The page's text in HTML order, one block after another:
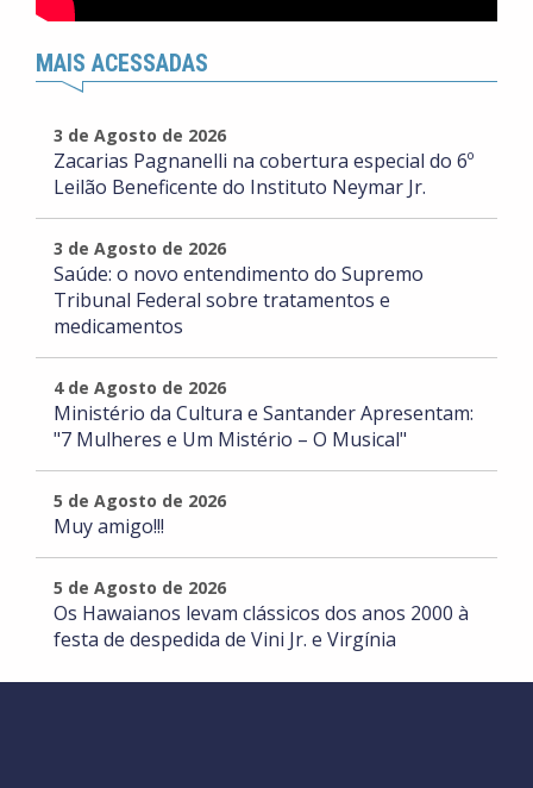
MAIS ACESSADAS
3 de Agosto de 2026
Zacarias Pagnanelli na cobertura especial do 6º
Leilão Beneficente do Instituto Neymar Jr.
3 de Agosto de 2026
Saúde: o novo entendimento do Supremo
Tribunal Federal sobre tratamentos e
medicamentos
4 de Agosto de 2026
Ministério da Cultura e Santander Apresentam:
"7 Mulheres e Um Mistério – O Musical"
5 de Agosto de 2026
Muy amigo!!!
5 de Agosto de 2026
Os Hawaianos levam clássicos dos anos 2000 à
festa de despedida de Vini Jr. e Virgínia